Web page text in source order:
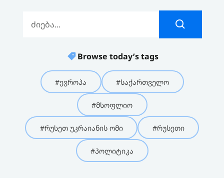
Browse today’s tags
#ევროპა #საქართველო
#მსოფლიო
#რუსეთ უკრაიანის ომი #რუსეთი
#პოლიტიკა